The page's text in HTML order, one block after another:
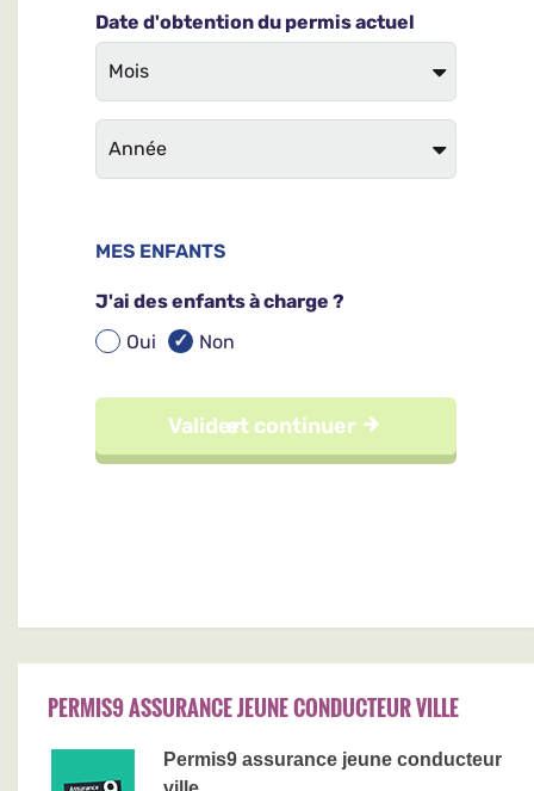
PERMIS9 ASSURANCE JEUNE CONDUCTEUR VILLE
Permis9 assurance jeune conducteur